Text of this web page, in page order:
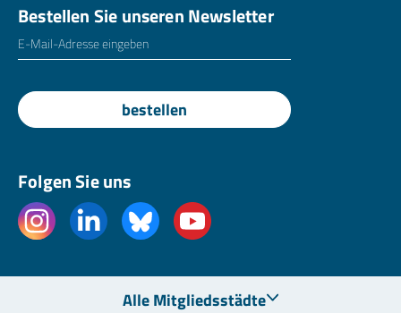
Bestellen Sie unseren Newsletter
E-Mailadresse
bestellen
Folgen Sie uns
Alle Mitgliedsstädte